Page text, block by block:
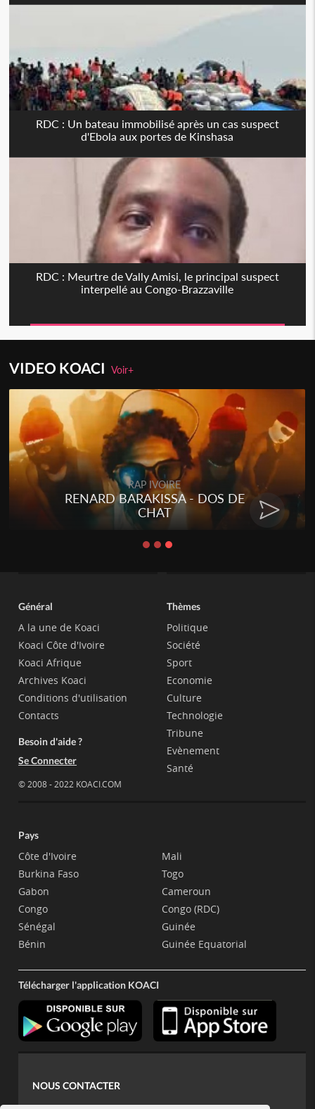
RDC : Un bateau immobilisé après un cas suspect
d'Ebola aux portes de Kinshasa
RDC : Meurtre de Vally Amisi, le principal suspect
interpellé au Congo-Brazzaville
VIDEO KOACIVoir+
RAP IVOIRE
YILIM - BONNE
Général
A la une de Koaci
Koaci Côte d'Ivoire
Koaci Afrique
Archives Koaci
Conditions d'utilisation
Contacts
Besoin d'aide ?
Se Connecter
© 2008 - 2022 KOACI.COM
Thèmes
Politique
Société
Sport
Economie
Culture
Technologie
Tribune
Evènement
Santé
Pays
Côte d'Ivoire
Burkina Faso
Gabon
Congo
Sénégal
Bénin
Mali
Togo
Cameroun
Congo (RDC)
Guinée
Guinée Equatorial
Télécharger l'application KOACI
NOUS CONTACTER